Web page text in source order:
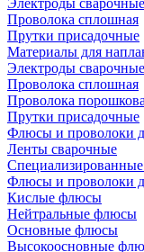
Электроды сварочные
Проволока сплошная
Прутки присадочные
Материалы для
Электроды сварочные
Проволока сплошная
Проволока
Прутки присадочные
Флюсы и проволоки
Ленты сварочные
Флюсы и проволоки
Кислые флюсы
Нейтральные флюсы
Основные флюсы
Высокоосновные